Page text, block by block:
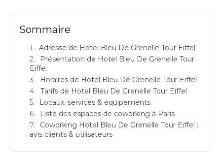
Sommaire
Adresse de Hotel Bleu De Grenelle Tour Eiffel
Présentation de Hotel Bleu De Grenelle Tour
Eiffel
Horaires de Hotel Bleu De Grenelle Tour Eiffel
Tarifs de Hotel Bleu De Grenelle Tour Eiffel
Locaux, services & équipements
Liste des espaces de coworking à Paris
Coworking Hotel Bleu De Grenelle Tour Eiffel :
avis clients & utilisateurs